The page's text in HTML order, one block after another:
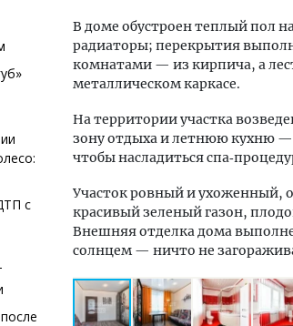
с
В доме обустроен теплый пол
радиаторы; перекрытия
комнатами — из кирпича, а
металлическом каркасе.
На территории участка
зону отдыха и летнюю кухню
чтобы насладиться
Участок ровный и ухоженный,
красивый зеленый газон,
Внешняя отделка дома
солнцем — ничто не